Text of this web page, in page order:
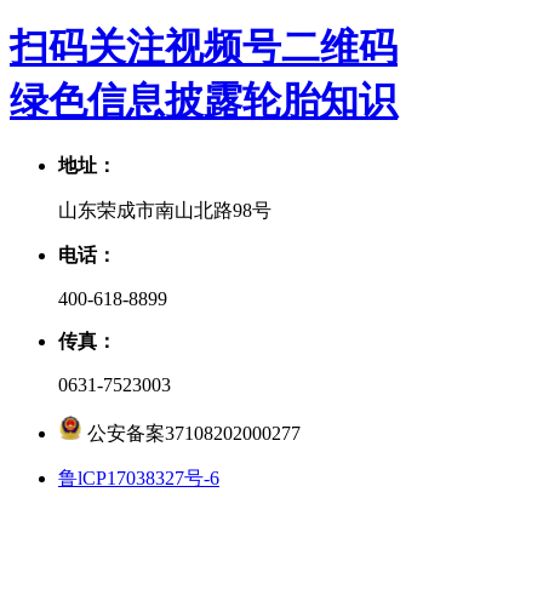
扫码关注视频号二维码
绿色信息披露轮胎知识
地址：
山东荣成市南山北路98号
电话：
400-618-8899
传真：
0631-7523003
公安备案37108202000277
鲁lCP17038327号-6